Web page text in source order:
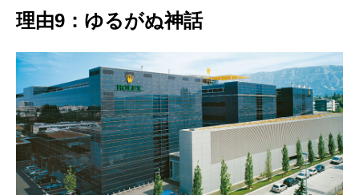
理由9：ゆるがぬ神話